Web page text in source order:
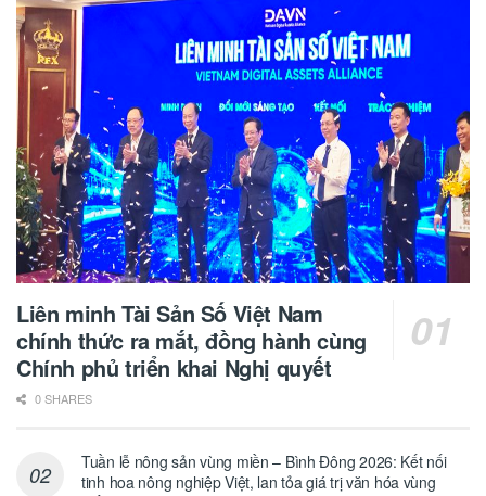
Liên minh Tài Sản Số Việt Nam
chính thức ra mắt, đồng hành cùng
Chính phủ triển khai Nghị quyết
0 SHARES
Tuần lễ nông sản vùng miền – Bình Đông 2026: Kết nối
tinh hoa nông nghiệp Việt, lan tỏa giá trị văn hóa vùng